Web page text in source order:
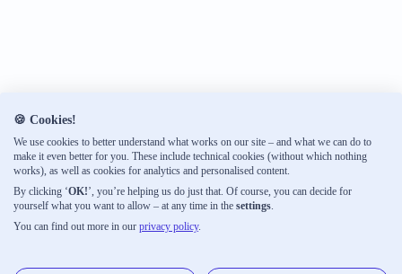
🍪 Cookies!
We use cookies to better understand what works on our site – and what we can do to
make it even better for you. These include technical cookies (without which nothing
works), as well as cookies for analytics and personalised content.
By clicking ‘OK!’, you’re helping us do just that. Of course, you can decide for
yourself what you want to allow – at any time in the settings.
You can find out more in our privacy policy.